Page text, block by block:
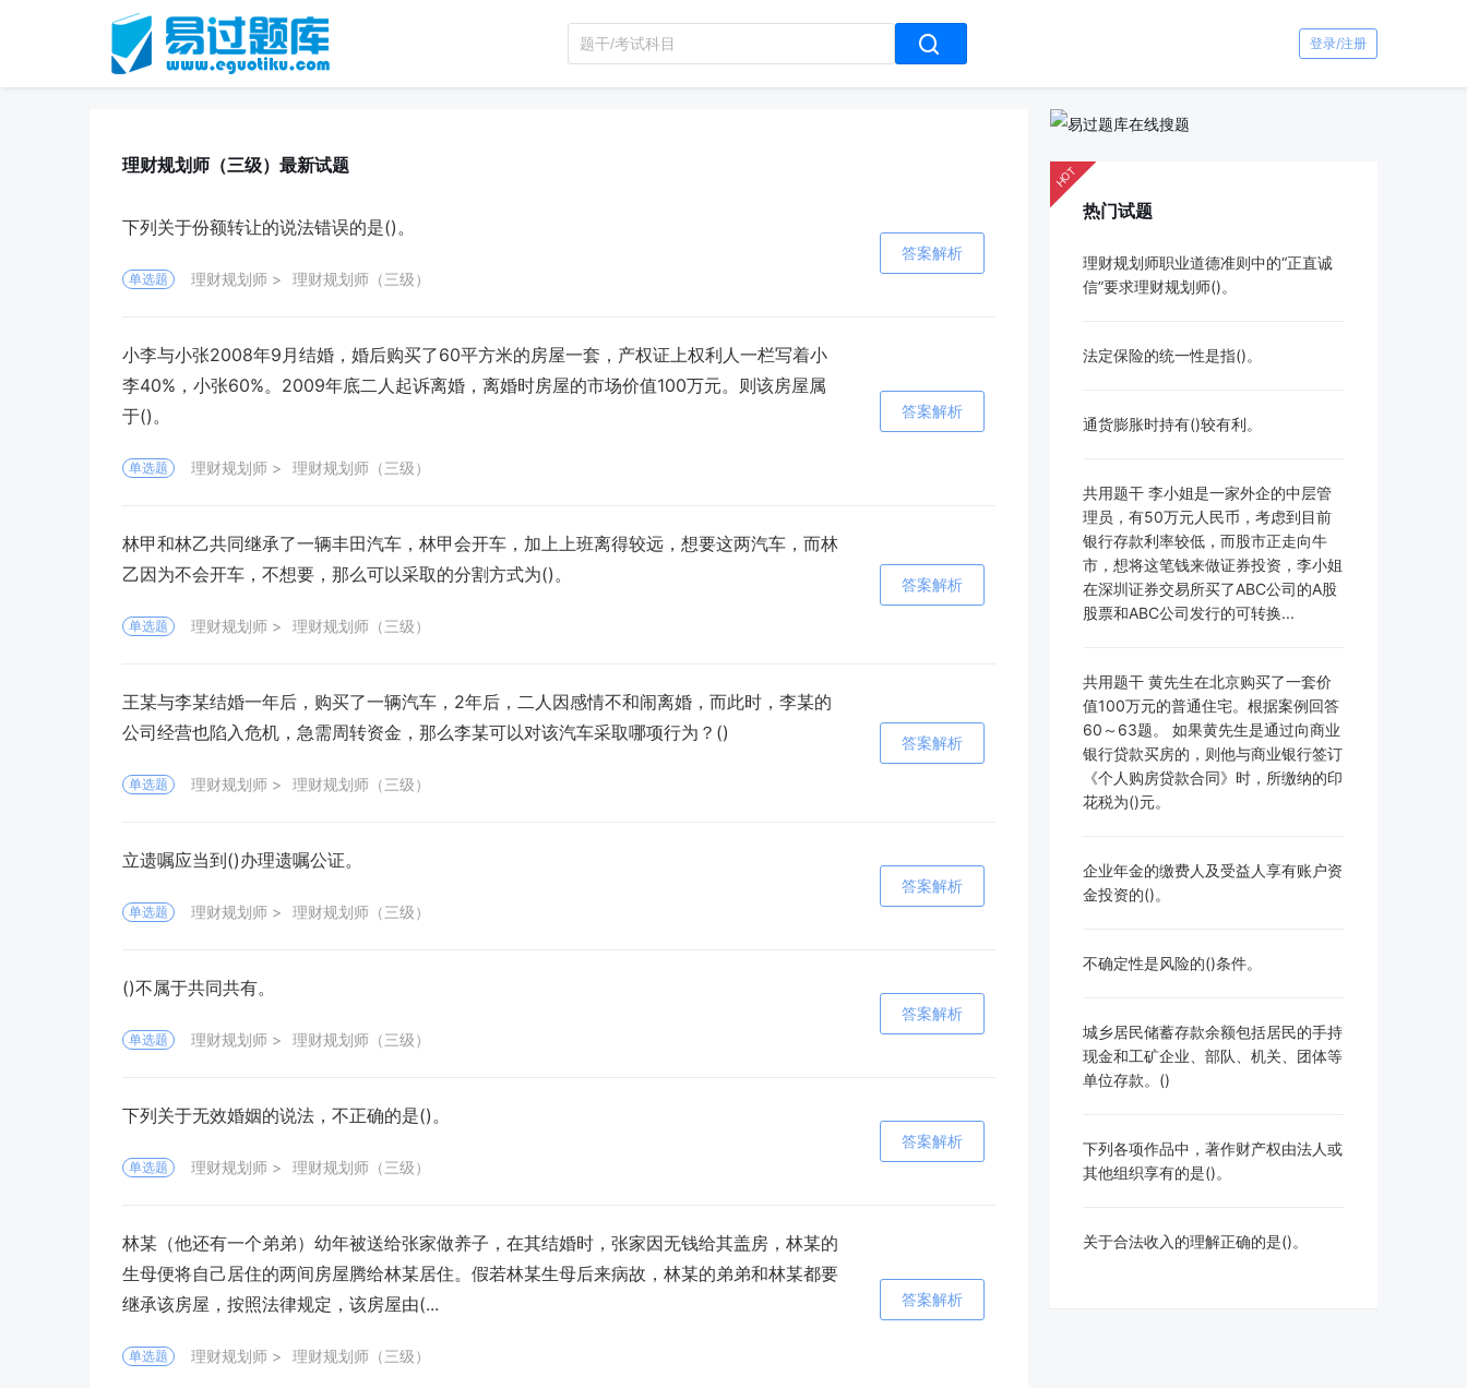
登录/注册
理财规划师（三级）最新试题
下列关于份额转让的说法错误的是()。
单选题 理财规划师 理财规划师（三级）
答案解析
小李与小张2008年9月结婚，婚后购买了60平方米的房屋一套，产权证上权利人一栏写着小
李40%，小张60%。2009年底二人起诉离婚，离婚时房屋的市场价值100万元。则该房屋属
于()。
单选题 理财规划师 理财规划师（三级）
答案解析
林甲和林乙共同继承了一辆丰田汽车，林甲会开车，加上上班离得较远，想要这两汽车，而林
乙因为不会开车，不想要，那么可以采取的分割方式为()。
单选题 理财规划师 理财规划师（三级）
答案解析
王某与李某结婚一年后，购买了一辆汽车，2年后，二人因感情不和闹离婚，而此时，李某的
公司经营也陷入危机，急需周转资金，那么李某可以对该汽车采取哪项行为？()
单选题 理财规划师 理财规划师（三级）
答案解析
立遗嘱应当到()办理遗嘱公证。
单选题 理财规划师 理财规划师（三级）
答案解析
()不属于共同共有。
单选题 理财规划师 理财规划师（三级）
答案解析
下列关于无效婚姻的说法，不正确的是()。
单选题 理财规划师 理财规划师（三级）
答案解析
林某（他还有一个弟弟）幼年被送给张家做养子，在其结婚时，张家因无钱给其盖房，林某的
生母便将自己居住的两间房屋腾给林某居住。假若林某生母后来病故，林某的弟弟和林某都要
继承该房屋，按照法律规定，该房屋由(...
单选题 理财规划师 理财规划师（三级）
答案解析
HOT
热门试题
理财规划师职业道德准则中的“正直诚
信”要求理财规划师()。
法定保险的统一性是指()。
通货膨胀时持有()较有利。
共用题干 李小姐是一家外企的中层管
理员，有50万元人民币，考虑到目前
银行存款利率较低，而股市正走向牛
市，想将这笔钱来做证券投资，李小姐
在深圳证券交易所买了ABC公司的A股
股票和ABC公司发行的可转换...
共用题干 黄先生在北京购买了一套价
值100万元的普通住宅。根据案例回答
60～63题。 如果黄先生是通过向商业
银行贷款买房的，则他与商业银行签订
《个人购房贷款合同》时，所缴纳的印
花税为()元。
企业年金的缴费人及受益人享有账户资
金投资的()。
不确定性是风险的()条件。
城乡居民储蓄存款余额包括居民的手持
现金和工矿企业、部队、机关、团体等
单位存款。()
下列各项作品中，著作财产权由法人或
其他组织享有的是()。
关于合法收入的理解正确的是()。